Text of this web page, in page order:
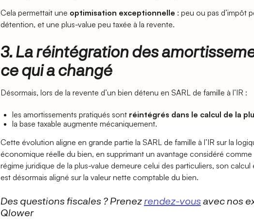
Cela permettait une optimisation exceptionnelle : peu ou pas d’impôt
détention, et une plus-value peu taxée à la revente.
3. La réintégration des
ce qui a changé
Désormais, lors de la revente d’un bien détenu en SARL de famille à l’IR :
les amortissements pratiqués sont réintégrés dans le calcul de la
la base taxable augmente mécaniquement.
Cette évolution aligne en grande partie la SARL de famille à l’IR sur la
économique réelle du bien, en supprimant un avantage considéré comme
régime juridique de la plus-value demeure celui des particuliers, son
est désormais aligné sur la valeur nette comptable du bien.
Des questions fiscales ? Prenez rendez-vousavec nos
Qlower